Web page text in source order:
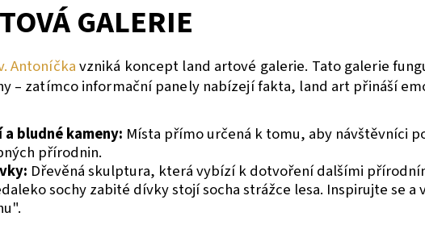
GALERIE
Antoníčkavzniká koncept land artové galerie. Tato galerie
– zatímco informační panely nabízejí fakta, land art přináší
a bludné kameny: Místa přímo určená k tomu, aby návštěvníci
přírodnin.
Dřevěná skulptura, která vybízí k dotvoření dalšími
sochy zabité dívky stojí socha strážce lesa. Inspirujte se a